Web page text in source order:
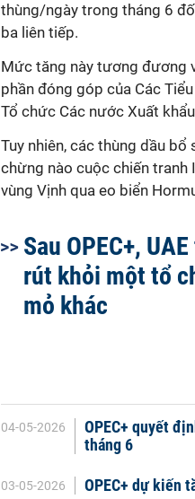
thùng/ngày trong tháng 6
ba liên tiếp.
Mức tăng này tương đương
phần đóng góp của Các
Tổ chức Các nước Xuất
Tuy nhiên, các thùng dầu
chừng nào cuộc chiến tranh
vùng Vịnh qua eo biển
Sau OPEC+,
rút khỏi một tổ
mỏ khác
04-05-2026
OPEC+ quyết
tháng 6
03-05-2026 OPEC+ dự kiến